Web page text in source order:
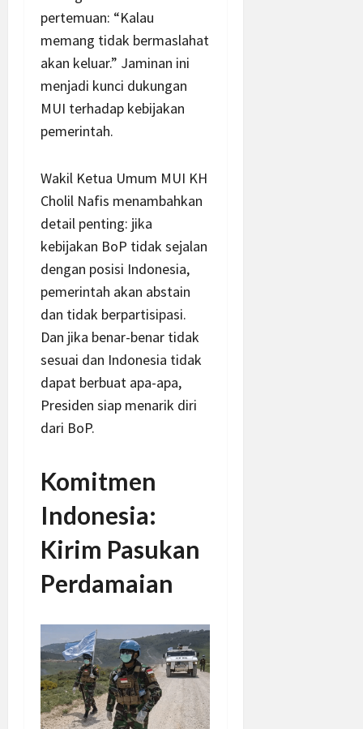
pertemuan: “Kalau
memang tidak bermaslahat
akan keluar.” Jaminan ini
menjadi kunci dukungan
MUI terhadap kebijakan
pemerintah.
Wakil Ketua Umum MUI KH
Cholil Nafis menambahkan
detail penting: jika
kebijakan BoP tidak sejalan
dengan posisi Indonesia,
pemerintah akan abstain
dan tidak berpartisipasi.
Dan jika benar-benar tidak
sesuai dan Indonesia tidak
dapat berbuat apa-apa,
Presiden siap menarik diri
dari BoP.
Komitmen
Indonesia:
Kirim Pasukan
Perdamaian